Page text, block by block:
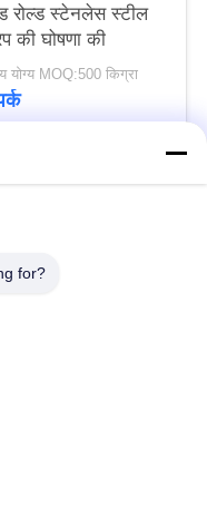
रोल्ड स्टेनलेस स्टील
की घोषणा की
योग्य MOQ:500 किग्रा
स्टेनलेस स्टील
for?